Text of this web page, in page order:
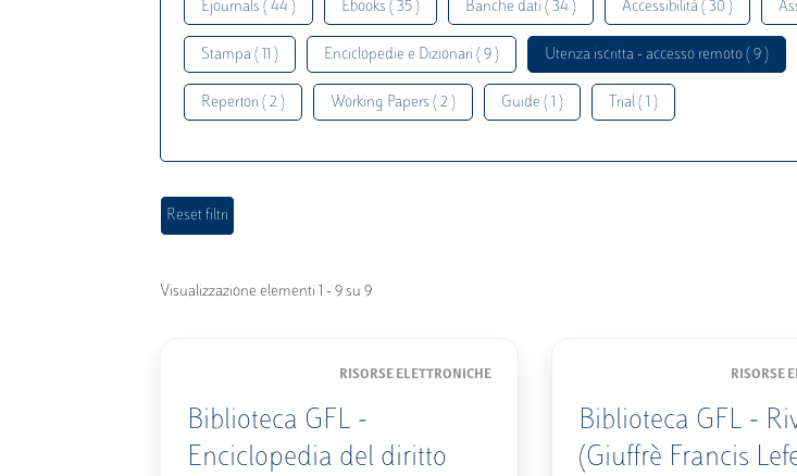
Ejournals ( 44 ) Ebooks ( 35 ) Banche dati ( 34 ) Accessibilità ( 30 )
Stampa ( 11 ) Enciclopedie e Dizionari ( 9 ) Utenza iscritta - accesso remoto ( 9 )
Repertori ( 2 ) Working Papers ( 2 ) Guide ( 1 ) Trial ( 1 )
Visualizzazione elementi 1 - 9 su 9
RISORSE ELETTRONICHE
Biblioteca GFL -
Enciclopedia del diritto
RISORSE
Biblioteca GFL -
(Giuffrè Francis